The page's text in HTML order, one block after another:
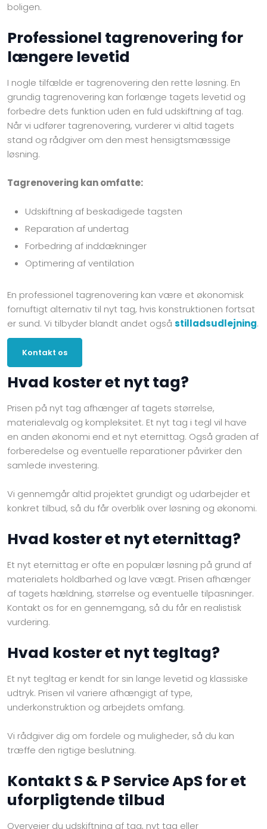
boligen.
Professionel tagrenovering for
længere levetid
I nogle tilfælde er tagrenovering den rette løsning. En
grundig tagrenovering kan forlænge tagets levetid og
forbedre dets funktion uden en fuld udskiftning af tag.
Når vi udfører tagrenovering, vurderer vi altid tagets
stand og rådgiver om den mest hensigtsmæssige
løsning.
Tagrenovering kan omfatte:
Udskiftning af beskadigede tagsten
Reparation af undertag
Forbedring af inddækninger
Optimering af ventilation
En professionel tagrenovering kan være et økonomisk
fornuftigt alternativ til nyt tag, hvis konstruktionen fortsat
er sund. Vi tilbyder blandt andet også stilladsudlejning.
Kontakt os
Hvad koster et nyt tag?
Prisen på nyt tag afhænger af tagets størrelse,
materialevalg og kompleksitet. Et nyt tag i tegl vil have
en anden økonomi end et nyt eternittag. Også graden af
forberedelse og eventuelle reparationer påvirker den
samlede investering.
Vi gennemgår altid projektet grundigt og udarbejder et
konkret tilbud, så du får overblik over løsning og økonomi.
Hvad koster et nyt eternittag?
Et nyt eternittag er ofte en populær løsning på grund af
materialets holdbarhed og lave vægt. Prisen afhænger
af tagets hældning, størrelse og eventuelle tilpasninger.
Kontakt os for en gennemgang, så du får en realistisk
vurdering.
Hvad koster et nyt tegltag?
Et nyt tegltag er kendt for sin lange levetid og klassiske
udtryk. Prisen vil variere afhængigt af type,
underkonstruktion og arbejdets omfang.
Vi rådgiver dig om fordele og muligheder, så du kan
træffe den rigtige beslutning.
Kontakt S & P Service ApS for et
uforpligtende tilbud
Overvejer du udskiftning af tag, nyt tag eller